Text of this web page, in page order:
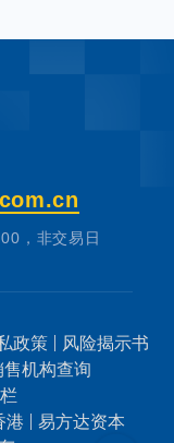
者类别、风
划分，并提
件中涉及基
对基金的风
决策之前，
征和产品特
险因素，并
投资经验、
险承受能
，非交易日
政策
风险揭示书
售机构查询
港
易方达资本